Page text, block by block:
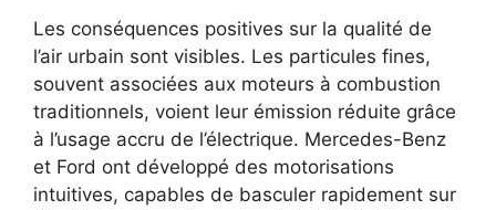
Les conséquences positives sur la qualité de
l’air urbain sont visibles. Les particules fines,
souvent associées aux moteurs à combustion
traditionnels, voient leur émission réduite grâce
à l’usage accru de l’électrique. Mercedes-Benz
et Ford ont développé des motorisations
intuitives, capables de basculer rapidement sur